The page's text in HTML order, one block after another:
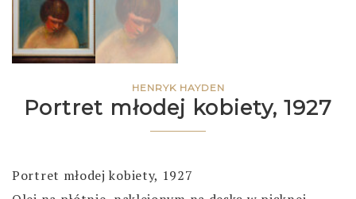
HENRYK HAYDEN
Portret młodej kobiety, 1927
Portret młodej kobiety, 1927